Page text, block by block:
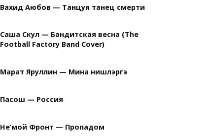
Вахид Аюбов — Танцуя танец смерти
Саша Скул — Бандитская весна (The
Football Factory Band Cover)
Марат Яруллин — Мина нишлэргэ
Пасош — Россия
Не’мой Фронт — Пропадом